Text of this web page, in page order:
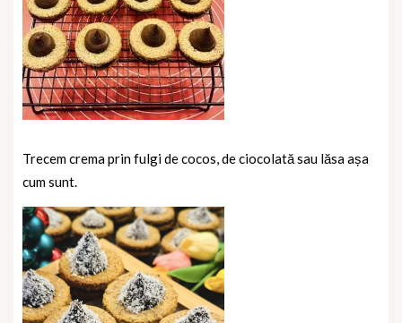
Trecem crema prin fulgi de cocos, de ciocolată sau lăsa așa
cum sunt.